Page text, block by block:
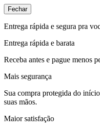
Fechar
Entrega rápida e segura pra
Entrega rápida e barata
Receba antes e pague menos
Mais segurança
Sua compra protegida do
suas mãos.
Maior satisfação